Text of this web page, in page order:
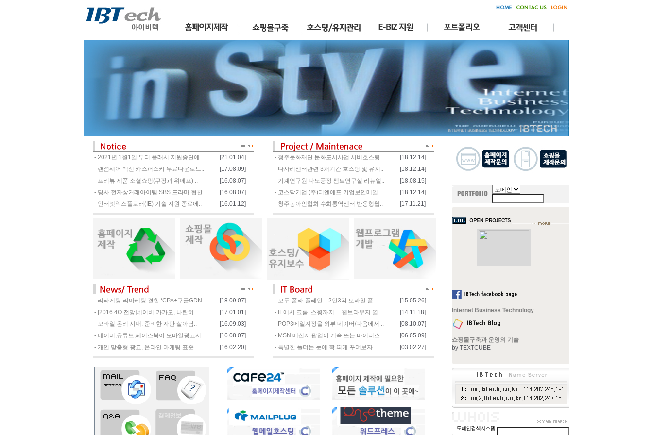
- 2021년 1월1일 부터 플래시 지원중단에..
[21.01.04]
- 랜섬웨어 백신 카스퍼스키 무료다운로드..
[17.08.09]
- 프리뷰 제품 소셜쇼핑(쿠팡과 위메프) ..
[16.08.07]
- 당사 전자상거래아이템 SBS 드라마 협찬..
[16.08.07]
- 인터넷익스플로러(IE) 기술 지원 종료에..
[16.01.12]
- 청주문화재단 문화도시사업 서버호스팅..
[18.12.14]
- 다사리센터관련 3개기간 호스팅 및 유지..
[18.12.14]
- 기계연구원 나노공정 펨트연구실 리뉴얼..
[18.08.15]
- 코스닥기업 (주)디엔에프 기업보안메일..
[18.12.14]
- 청주농아인협회 수화통역센터 반응형웹..
[17.11.21]
- 리타게팅-리마케팅 결합 ‘CPA+구글GDN..
[18.09.07]
- [2016.4Q 전망]네이버·카카오, 나란히..
[17.01.01]
- 모바일 온리 시대. 준비한 자만 살아남..
[16.09.03]
- 네이버,유튜브,페이스북이 모바일광고시..
[16.08.07]
- 개인 맞춤형 광고, 온라인 마케팅 표준..
[16.02.20]
- 모두·폴라·플레인…2인3각 모바일 플..
[15.05.26]
- IE에서 크롬, 스윙까지… 웹브라우저 열..
[14.11.18]
- POP3메일계정을 외부 네이버/다음에서 ..
[08.10.07]
- MSN 메신저 팝업이 계속 뜨는 바이러스..
[06.05.09]
- 특별한 폴더는 눈에 확 띄게 꾸며보자..
[03.02.27]
Internet Business Technology
쇼핑몰구축과 운영의 기술
by TEXTCUBE